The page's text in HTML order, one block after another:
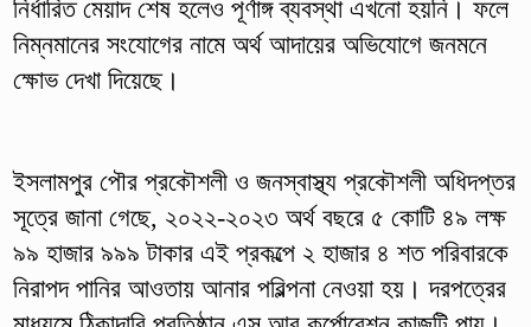
নির্ধারিত মেয়াদ শেষ হলেও পূর্ণাঙ্গ ব্যবস্থা এখনো হয়নি। ফলে
নিম্নমানের সংযোগের নামে অর্থ আদায়ের অভিযোগে জনমনে
ক্ষোভ দেখা দিয়েছে।
ইসলামপুর পৌর প্রকৌশলী ও জনস্বাস্থ্য প্রকৌশলী অধিদপ্তর
সূত্রে জানা গেছে, ২০২২-২০২৩ অর্থ বছরে ৫ কোটি ৪৯ লক্ষ
৯৯ হাজার ৯৯৯ টাকার এই প্রকল্পে ২ হাজার ৪ শত পরিবারকে
নিরাপদ পানির আওতায় আনার পরিল্পনা নেওয়া হয়। দরপত্রের